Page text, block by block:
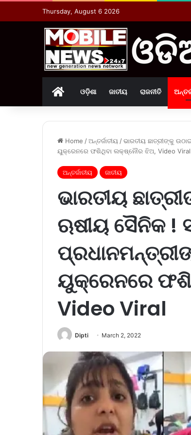
Thursday, August 6 2026
Homeଓଡ଼ିଶା ଜାତୀୟ ରାଜନୀତି
Home /ଅନ୍ତର୍ଜାତୀୟ /ଭାରତୀୟ ଛାତ୍ରୀଙ୍କୁ
ୟୁକ୍ରେନରେ ଫଶିଥିବା ଲକ୍ଷ୍ନୌର ଝିଅ, Video Viral
ଅନ୍ତର୍ଜାତୀୟ ଜାତୀୟ
ଭାରତୀୟ
ଋଷୀୟ ସୈନିକ !
ୟୁକ୍ରେନରେ
Video Viral
Dipti March 2, 2022